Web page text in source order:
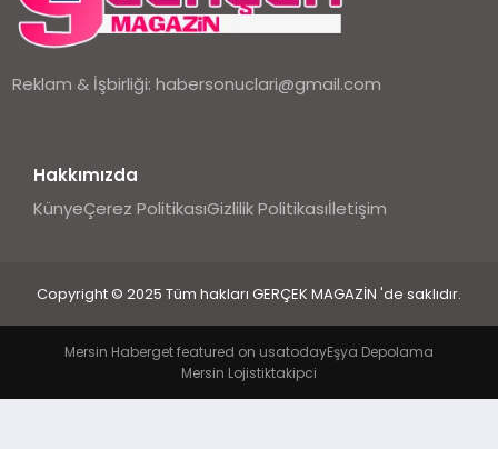
Reklam & İşbirliği:habersonuclari@gmail.com
Hakkımızda
KünyeÇerez PolitikasıGizlilik Politikasıİletişim
Copyright © 2025 Tüm hakları GERÇEK MAGAZİN 'de saklıdır.
Mersin Haberget featured on usatodayEşya Depolama
Mersin Lojistiktakipci